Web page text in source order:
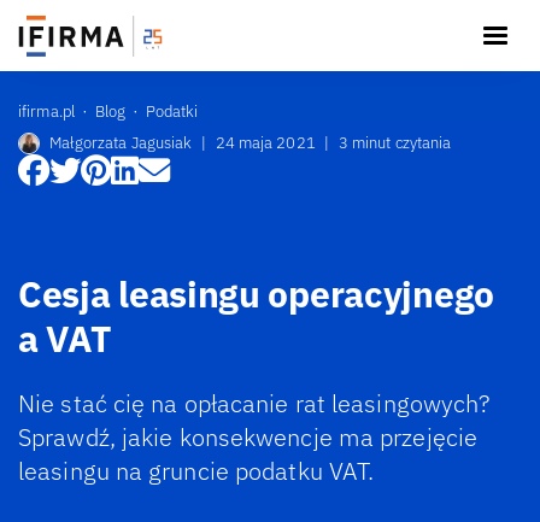
ifirma.pl Blog
Podatki
Małgorzata Jagusiak | 24 maja 2021 | 3 minut czytania
Cesja leasingu operacyjnego
a VAT
Nie stać cię na opłacanie rat leasingowych?
Sprawdź, jakie konsekwencje ma przejęcie
leasingu na gruncie podatku VAT.